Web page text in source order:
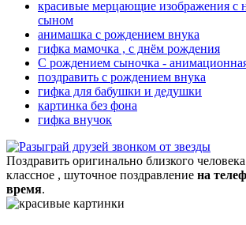
красивые мерцающие изображения с
сыном
анимашка с рождением внука
гифка мамочка , с днём рождения
С рождением сыночка -
поздравить с рождением внука
гифка для бабушки и дедушки
картинка без фона
гифка внучок
Поздравить оригинально близкого
классное , шуточное поздравление на
время.